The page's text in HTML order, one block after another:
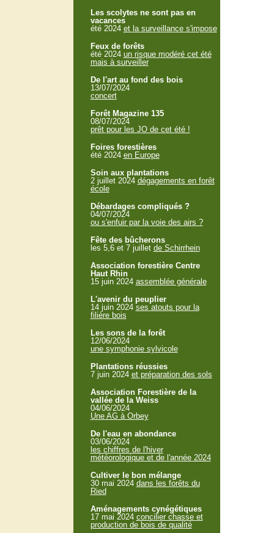
Les scolytes ne sont pas en
vacances
été 2024 et la surveillance s'impose
Feux de forêts
été 2024 un risque modéré cet été
mais à surveiller
De l'art au fond des bois
13/07/2024
concert
Forêt Magazine 135
08/07/2024
prêt pour les JO de cet été !
Foires forestières
été 2024 en Europe
Soin aux plantations
2 juillet 2024 dégagements en forêt
école
Débardages compliqués ?
04/07/2024
ou s'enfuir par la voie des airs ?
Fête des bûcherons
les 5,6 et 7 juillet de Schirrhein
Association forestière Centre
Haut Rhin
15 juin 2024 assemblée générale
L'avenir du peuplier
14 juin 2024 ses atouts pour la
filière bois
Les sons de la forêt
12/06/2024
une symphonie sylvicole
Plantations réussies
7 juin 2024 et préparation des sols
Association Forestière de la
vallée de la Weiss
04/06/2024
Une AG à Orbey
De l'eau en abondance
03/06/2024
les chiffres de l'hiver
météorologique et de l'année 2024
Cultiver le bon mélange
30 mai 2024 dans les forêts du
Ried
Aménagements cynégétiques
17 mai 2024 concilier chasse et
production de bois de qualité